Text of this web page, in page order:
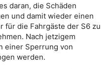
daran, die Schäden
und damit wieder einen
für die Fahrgäste der S6 zu
Nach jetzigem
einer Sperrung von
werden.